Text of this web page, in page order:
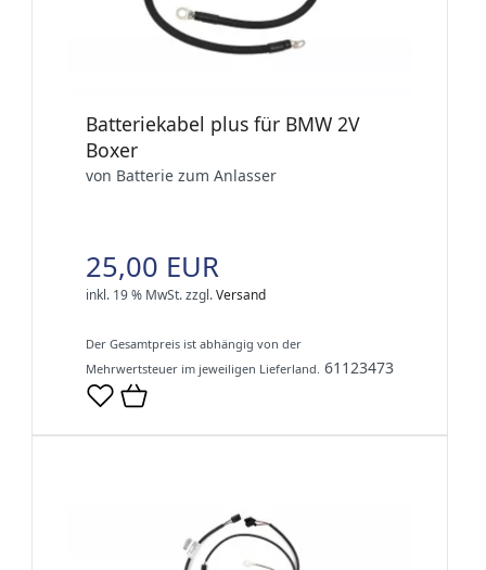
Batteriekabel plus für BMW 2V
Boxer
von Batterie zum Anlasser
25,00 EUR
inkl. 19 % MwSt.zzgl.Versand
Der Gesamtpreis ist abhängig von der
Mehrwertsteuer im jeweiligen Lieferland. 61123473